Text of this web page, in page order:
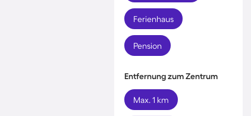
Ferienhaus
Pension
Entfernung zum Zentrum
Max. 1 km